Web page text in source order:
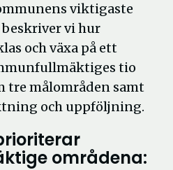
viktigaste
vi hur
och växa på ett
tio
tre målområden samt
och uppföljning.
områdena: